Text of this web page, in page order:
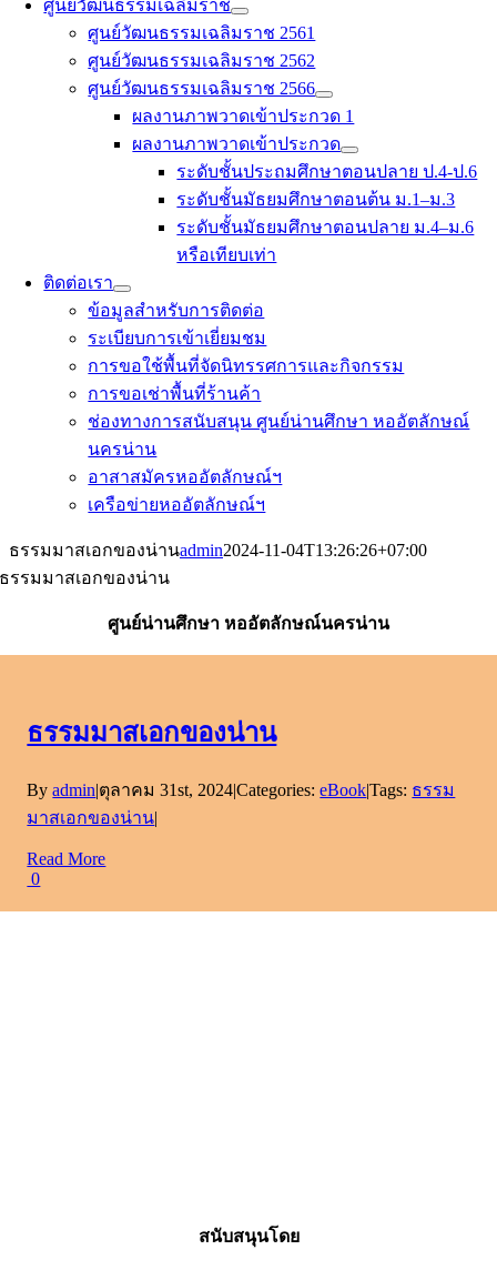
ศูนย์วัฒนธรรมเฉลิมราช
ศูนย์วัฒนธรรมเฉลิมราช 2561
ศูนย์วัฒนธรรมเฉลิมราช 2562
ศูนย์วัฒนธรรมเฉลิมราช 2566
ผลงานภาพวาดเข้าประกวด 1
ผลงานภาพวาดเข้าประกวด
ระดับชั้นประถมศึกษาตอนปลาย ป.4-ป.6
ระดับชั้นมัธยมศึกษาตอนต้น ม.1–ม.3
ระดับชั้นมัธยมศึกษาตอนปลาย ม.4–ม.6
หรือเทียบเท่า
ติดต่อเรา
ข้อมูลสำหรับการติดต่อ
ระเบียบการเข้าเยี่ยมชม
การขอใช้พื้นที่จัดนิทรรศการและกิจกรรม
การขอเช่าพื้นที่ร้านค้า
ช่องทางการสนับสนุน ศูนย์น่านศึกษา หออัตลักษณ์
นครน่าน
อาสาสมัครหออัตลักษณ์ฯ
เครือข่ายหออัตลักษณ์ฯ
ธรรมมาสเอกของน่านadmin2024-11-04T13:26:26+07:00
ธรรมมาสเอกของน่าน
ศูนย์น่านศึกษา หออัตลักษณ์นครน่าน
ธรรมมาสเอกของน่าน
Byadmin|ตุลาคม 31st, 2024|Categories:eBook|Tags: ธรรม
มาสเอกของน่าน|
Read More
0
สนับสนุนโดย